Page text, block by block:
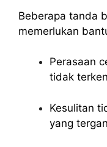
Beberapa tanda
memerlukan
Perasaan
tidak
Kesulitan
yang